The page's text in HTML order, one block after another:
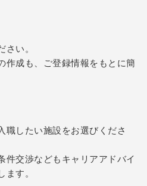
い。
作成も、ご登録情報をもとに簡
職したい施設をお選びくださ
件交渉などもキャリアアドバイ
す。